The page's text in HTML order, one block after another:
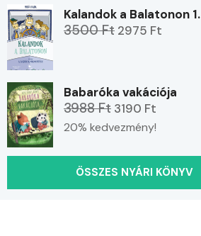
Kalandok a Balatonon 1.
3500 Ft 2975 Ft
Babaróka vakációja
3988 Ft 3190 Ft
20% kedvezmény!
ÖSSZES NYÁRI KÖNYV